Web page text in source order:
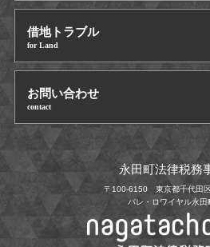
借地トラブル
for Land
お問い合わせ
contact
永田町法律税務
〒100-6150 東京都千代田
パレ・ロワイヤル永田